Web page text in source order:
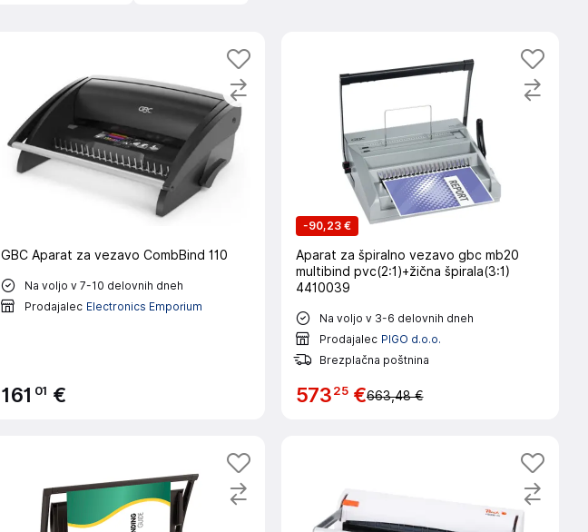
GBC Aparat za vezavo CombBind 110
Na voljo v 7-10 delovnih dneh
Prodajalec Electronics Emporium
161 01 €
-90,23 €
Aparat za špiralno vezavo gbc mb20
multibind pvc(2:1)+žična špirala(3:1)
4410039
Na voljo v 3-6 delovnih dneh
Prodajalec PIGO d.o.o.
Brezplačna poštnina
57325 €663,48 €